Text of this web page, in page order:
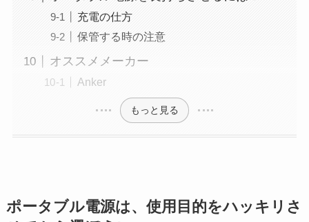
充電の仕方
保管する時の注意
オススメメーカー
Anker
もっと見る
ポータブル電源は、使用目的をハッキリさ